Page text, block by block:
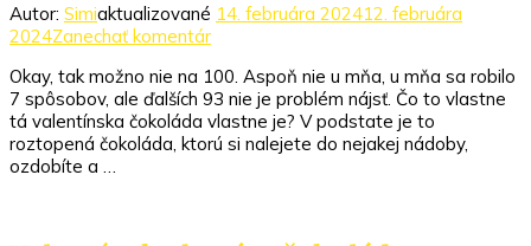
Autor: Simiaktualizované 14. februára 202412. februára
2024Zanechať komentárk
Valentínska
čokoláda
na
100
Okay, tak možno nie na 100. Aspoň nie u mňa, u mňa sa robilo
7 spôsobov, ale ďalších 93 nie je problém nájsť. Čo to vlastne
tá valentínska čokoláda vlastne je? V podstate je to
roztopená čokoláda, ktorú si nalejete do nejakej nádoby,
ozdobíte a …